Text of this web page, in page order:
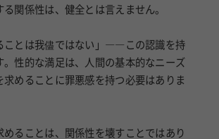
関係性は、健全とは言えません。
ことは我儘ではない」――この認識を持
。性的な満足は、人間の基本的なニーズ
求めることに罪悪感を持つ必要はありま
めることは、関係性を壊すことではあり